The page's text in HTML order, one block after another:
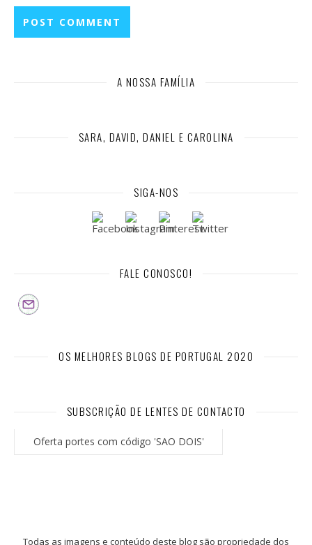
A NOSSA FAMÍLIA
SARA, DAVID, DANIEL E CAROLINA
SIGA-NOS
FALE CONOSCO!
OS MELHORES BLOGS DE PORTUGAL 2020
SUBSCRIÇÃO DE LENTES DE CONTACTO
Oferta portes com código 'SAO DOIS'
Todas as imagens e conteúdo deste blog são propriedade dos